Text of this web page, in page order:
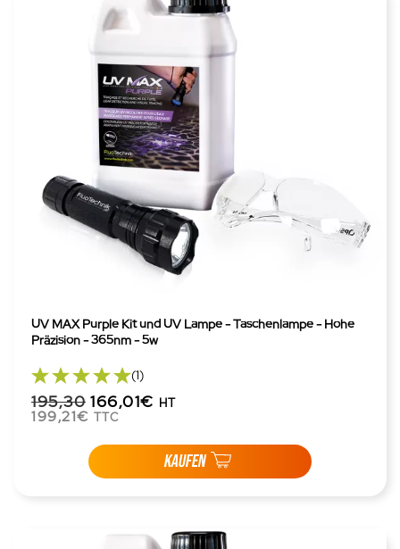
UV MAX Purple Kit und UV Lampe - Taschenlampe - Hohe
Präzision - 365nm - 5w
(1)
195,30 166,01€ HT
199,21€ TTC
KAUFEN